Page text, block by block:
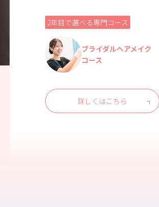
2年目で選べる専門コース
ブライダルヘアメイク
コース
詳しくはこちら